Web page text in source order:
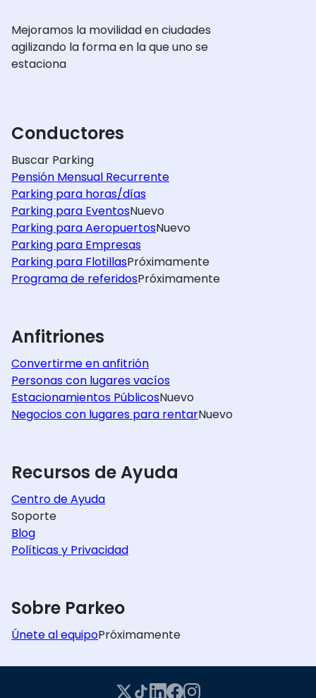
Mejoramos la movilidad en ciudades
agilizando la forma en la que uno se
estaciona
Conductores
Buscar Parking
Pensión Mensual Recurrente
Parking para horas/días
Parking para EventosNuevo
Parking para AeropuertosNuevo
Parking para Empresas
Parking para FlotillasPróximamente
Programa de referidosPróximamente
Anfitriones
Convertirme en anfitrión
Personas con lugares vacíos
Estacionamientos PúblicosNuevo
Negocios con lugares para rentarNuevo
Recursos de Ayuda
Centro de Ayuda
Soporte
Blog
Políticas y Privacidad
Sobre Parkeo
Únete al equipoPróximamente